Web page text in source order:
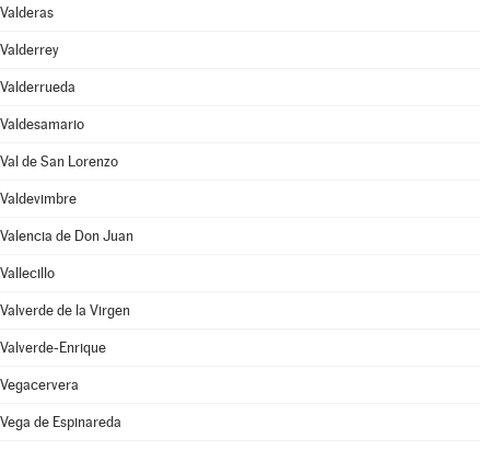
Valderas
Valderrey
Valderrueda
Valdesamario
Val de San Lorenzo
Valdevimbre
Valencia de Don Juan
Vallecillo
Valverde de la Virgen
Valverde-Enrique
Vegacervera
Vega de Espinareda